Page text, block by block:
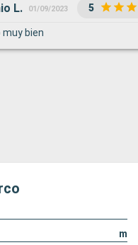
L. 01/09/2023 5
bien
m